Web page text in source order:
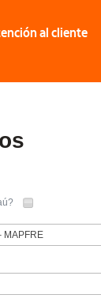
al cliente
MAPFRE